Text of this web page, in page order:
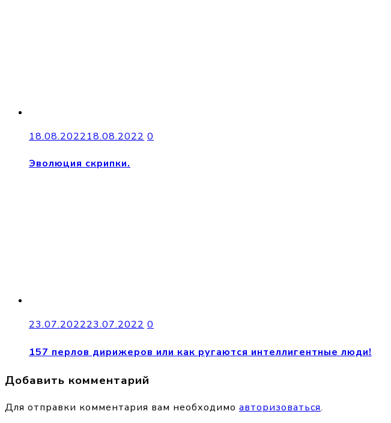
18.08.202218.08.2022 0
Эволюция скрипки.
23.07.202223.07.2022 0
157 перлов дирижеров или как ругаются интеллигентные люди!
Добавить комментарий
Для отправки комментария вам необходимо авторизоваться.